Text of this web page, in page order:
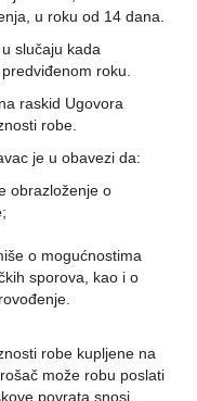
u roku od 14 dana.
slučaju kada
roku.
raskid Ugovora
robe.
je u obavezi da:
obrazloženje o
o mogućnostima
sporova, kao i o
robe kupljene na
može robu poslati
povrata snosi